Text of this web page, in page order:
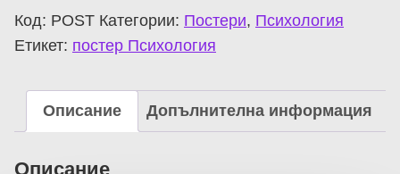
Код: POST Категории: Постери, Психология
Етикет: постер Психология
Описание Допълнителна информация
Описание